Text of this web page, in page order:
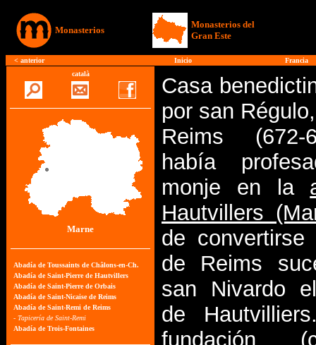
Monasterios
Monasterios del
Gran Este
< anterior Inicio
Francia
català
Marne
Casa
por san
Reims
había
monje en la
Hautvillers
de convertirse
de Reims
san Nivardo
de
fundación